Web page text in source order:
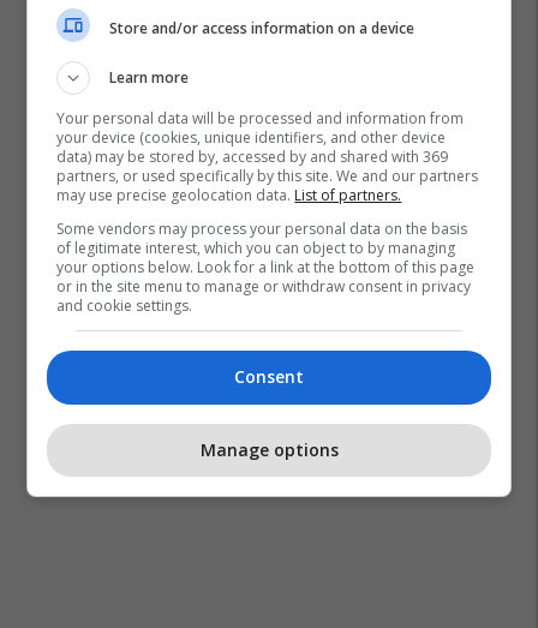
Store and/or access information on a device
Learn more
Your personal data will be processed and information from
your device (cookies, unique identifiers, and other device
data) may be stored by, accessed by and shared with 369
partners, or used specifically by this site. We and our partners
may use precise geolocation data. List of partners.
Some vendors may process your personal data on the basis
of legitimate interest, which you can object to by managing
your options below. Look for a link at the bottom of this page
or in the site menu to manage or withdraw consent in privacy
and cookie settings.
Consent
Manage options